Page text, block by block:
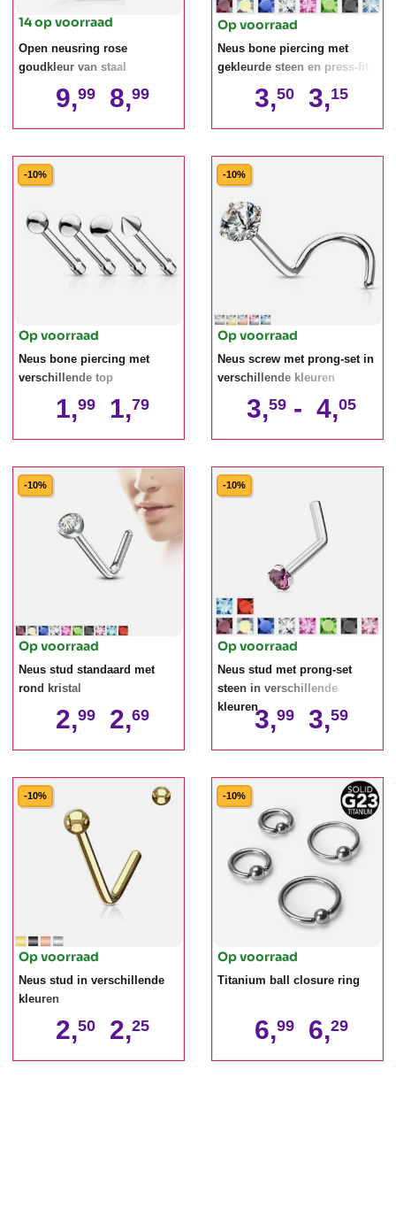
14 op voorraad
Open neusring rose
goudkleur van staal
9,99 8,99
Op voorraad
Neus bone piercing met
gekleurde steen en press-fit
3,50 3,15
-10%
Op voorraad
Neus bone piercing met
verschillende top
1,99 1,79
-10%
Op voorraad
Neus screw met prong-set in
verschillende kleuren
3,59 - 4,05
-10%
Op voorraad
Neus stud standaard met
rond kristal
2,99 2,69
-10%
Op voorraad
Neus stud met prong-set
steen in verschillende
kleuren3,99 3,59
-10%
Op voorraad
Neus stud in verschillende
kleuren
2,50 2,25
-10%
Op voorraad
Titanium ball closure ring
6,99 6,29